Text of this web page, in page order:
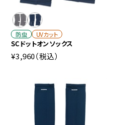
防虫 UVカット
SCドットオンソックス
¥3,960（税込）